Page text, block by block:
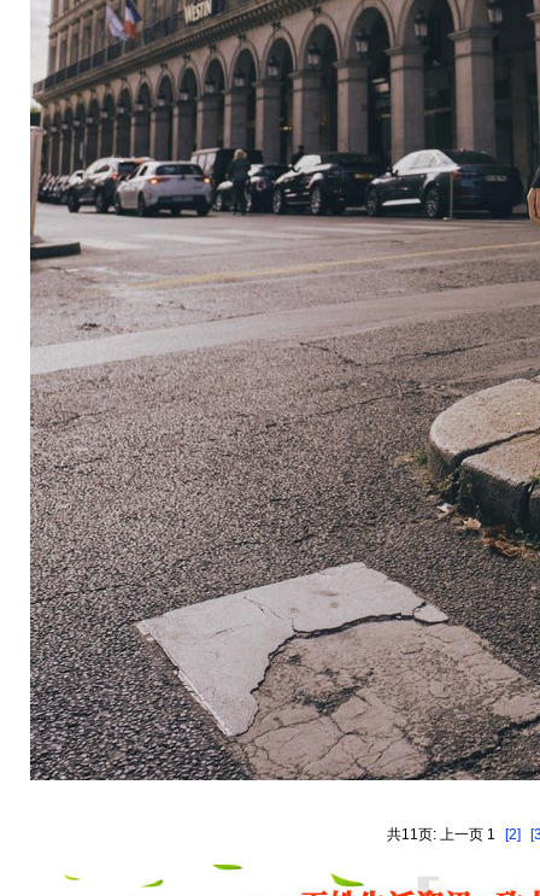
共11页: 上一页 1 [2]